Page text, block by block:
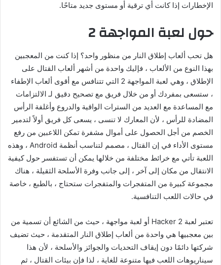
الإخطارات إذا كانت أي ترقية أو مستوى جديد متاحًا.
حول لعبة المواجهة 2
هل تحب ألعاب إطلاق النار من منظور واحد؟ إذا كنت من المعجبين
بهذا النوع من الألعاب ، فإليك واحدة من أشهر ألعاب القتال على
الإطلاق ، وهي لعبة المواجهة 2 التي تتنافس مع أقوى ألعاب الإطفاء
، ستسعى بمفردك أو من خلال فريق مع تصحيح دقيق لـ الالتزامات
مع المساعدة مع العديد من السترات الواقية والدروع وأغلفة الرأس
المضادة للرأس ، لأن المعارك لا تنسى ، يسعى كل فريق أولاً لتدمير
الخصم من أجل الحصول على أموال مشفرة تمكن اللاعبين من رفع
مستوى الأداء في إن القتال ، مصمم لتناسب أنظمة Android ، وهذه
اللعبة تأتي مع خرائط مختلفة من خلالها يمكن أن تستفسر حول كيفية
الانتقال من مكان إلى آخر ، إلى جانب وفرة الأسلحة الثقيلة ، هناك
مجموعة كبيرة من المتفجرات والمتفجرات ستحتاج ، بالطبع ، خاصة
في حالات اللعب التنافسية.
تعتبر لعبة Hacker 2 أو لعبة مواجهة ، حيث من الشائع أن تسمية من
بين معجبيها هي واحدة من ألعاب إطلاق النار المتقدمة ، حيث تضيف
شركتها دائمًا دون إيقاف التحديات والجوائز والأسلحة ، لأن هذا
سيناريوهات اللعب فيها متنوعة للغاية ، لذا فإن بيئات القتال ، ثم